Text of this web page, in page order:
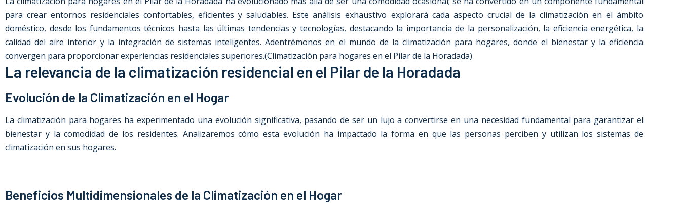
para crear entornos residenciales confortables, eficientes y saludables. Este análisis exhaustivo explorará cada aspecto crucial de la climatización en el ámbito
doméstico, desde los fundamentos técnicos hasta las últimas tendencias y tecnologías, destacando la importancia de la personalización, la eficiencia energética, la
calidad del aire interior y la integración de sistemas inteligentes. Adentrémonos en el mundo de la climatización para hogares, donde el bienestar y la eficiencia
convergen para proporcionar experiencias residenciales superiores.(Climatización para hogares en el Pilar de la Horadada)
La relevancia de la climatización residencial en el Pilar de la Horadada
Evolución de la Climatización en el Hogar
La climatización para hogares ha experimentado una evolución significativa, pasando de ser un lujo a convertirse en una necesidad fundamental para garantizar el
bienestar y la comodidad de los residentes. Analizaremos cómo esta evolución ha impactado la forma en que las personas perciben y utilizan los sistemas de
climatización en sus hogares.
Beneficios Multidimensionales de la Climatización en el Hogar